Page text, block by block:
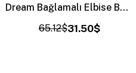
Dream Bağlamalı Elbise Beyaz (1907)
31.50$
65.12$